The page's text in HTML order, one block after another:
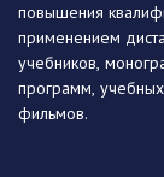
повышения
применением
учебников,
программ,
фильмов.